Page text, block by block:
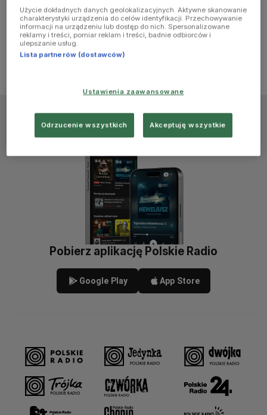
more
information)
Pobierz aplikację Polskie Radio
Google Play App Store
Użycie dokładnych danych geolokalizacyjnych. Aktywne skanowanie
charakterystyki urządzenia do celów identyfikacji. Przechowywanie
informacji na urządzeniu lub dostęp do nich. Spersonalizowane
reklamy i treści, pomiar reklam i treści, badnie odbiorców i
ulepszanie usług.
Lista partnerów (dostawców)
Ustawienia zaawansowane
Odrzucenie wszystkich Akceptuję wszystkie